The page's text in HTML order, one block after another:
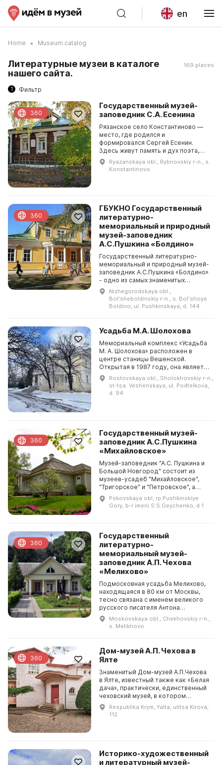
en
Home Museum catalog
Литературные музеи в каталоге
нашего сайта.
169 places
1 Фильтр
Государственный музей-
заповедник С.А. Есенина
Рязанское село Константиново —
место, где родился и
формировался Сергей Есенин.
Здесь живут память и дух поэта,
восхищение его творчеством и
любовь к природе. Это место до
Ryazanskaya obl., Rybnovskiy r-n., s.
Konstantinovo
360
ГБУКНО Государственный
литературно-
мемориальный и природный
музей-заповедник
А.С.Пушкина «Болдино»
Государственный литературно-
мемориальный и природный музей-
заповедник А.С.Пушкина «Болдино»
- одно из самых знаменитых
пушкинских мест России. В
старинном селе Большое Болдино
Нижегородской губернии н...
Nizhegorodskaya obl.,
Bolʹsheboldinskiy r-n., s. Bolʹshoye
Boldino, ul. Pushkinskaya, d. 144
360
Усадьба М.А. Шолохова
Мемориальный комплекс «Усадьба
М. А. Шолохова» расположен в
центре станицы Вешенской.
Открытая в 1987 году, она является
центральным объектом музея-
заповедника М. А. Шолохова. Все
предметы внутри особ...
Rostovskaya obl., Sholokhovskiy r-n.,
st-tsa. Veshenskaya, ul. Podtelkova,
d. 94
Государственный музей-
заповедник А.С.Пушкина
«Михайловское»
Музей-заповедник "А.С. Пушкина и
Большой Новгород" состоит из
музеев-усадеб "Михайловское",
"Тригорское" и "Петровское", а
также из музея "Пушкинская
деревня" и "Мельница в д. Бугрово".
Кроме того, зд...
Pskovskaya obl, rp Pushkinskiye
Gory, b-r imeni S.S.Geychenko, d 1
360
Государственный
литературно-
мемориальный музей-
заповедник А.П. Чехова
«Мелихово»
Подмосковная усадьба Мелихово,
находящаяся в 80 км от Москвы,
тесно связана с именем великого
русского писателя Антона
Павловича Чехова. Он приобрел
Мелихово в 1892 году. За семь лет,
Moskovskaya obl., Chekhovskiy r-n.,
s. Melikhovo
360
Дом-музей А.П. Чехова в
Ялте
Знаменитый Дом-музей А.П.Чехова
в Ялте, известный также как «Белая
дача», практически, единственный
чеховский музей, в котором
сохранилась подлинная обстановка:
дом, мебель, вещи и даже
Respublika Krym, Yalta, ulitsa Kirova,
112
360
Историко-художественный
и литературный музей-